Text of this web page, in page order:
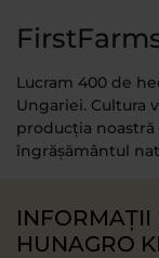
Lucram 400 de
Ungariei. Cultura
producția
îngrășământul
INFORMAȚII
HUNAGRO